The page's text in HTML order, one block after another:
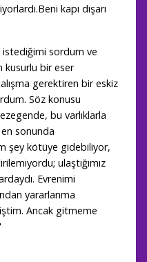
kapı dışarı
sordum ve
kusurlu bir eser
gerektiren bir eskiz
Söz konusu
bu varlıklarla
sonunda
şey kötüye gidebiliyor,
ulaştığımız
Evrenimi
yararlanma
Ancak gitmeme